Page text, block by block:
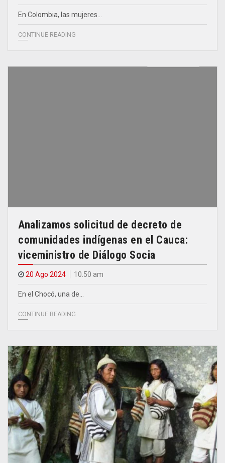
En Colombia, las mujeres…
CONTINUE READING
Analizamos solicitud de decreto de
comunidades indígenas en el Cauca:
viceministro de Diálogo Socia
20 Ago 2024 10.50 am
En el Chocó, una de…
CONTINUE READING